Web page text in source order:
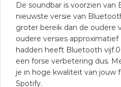
De soundbar is voorzien van
nieuwste versie van
groter bereik dan de oudere
oudere versies approximatief
hadden heeft Bluetooth
een forse verbetering dus.
je in hoge kwaliteit van jouw
Spotify.